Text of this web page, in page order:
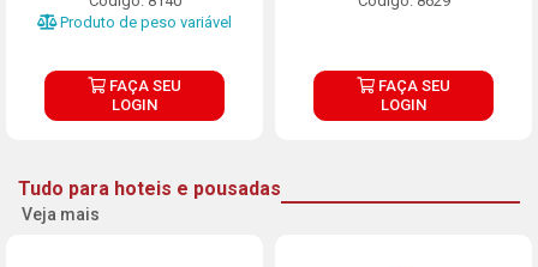
Produto de peso variável
FAÇA SEU
LOGIN
FAÇA SEU
LOGIN
Tudo para hoteis e pousadas
Veja mais